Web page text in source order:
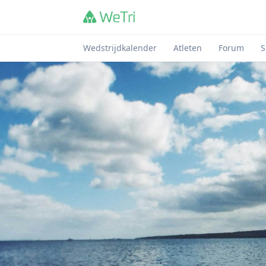
Wedstrijdkalender Atleten Forum